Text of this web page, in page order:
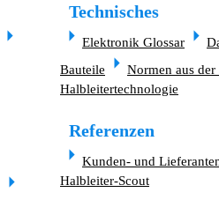
Technisches
Elektronik Glossar
Bauteile
Normen aus
Halbleitertechnologie
Referenzen
Kunden- und
Halbleiter-Scout